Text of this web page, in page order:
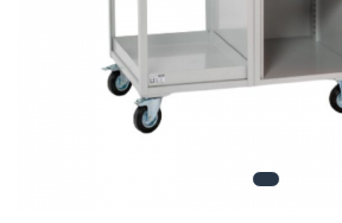
supraterane din plastic
Rezervoare stationare
supraterane din tabla
Rezervoare stationare